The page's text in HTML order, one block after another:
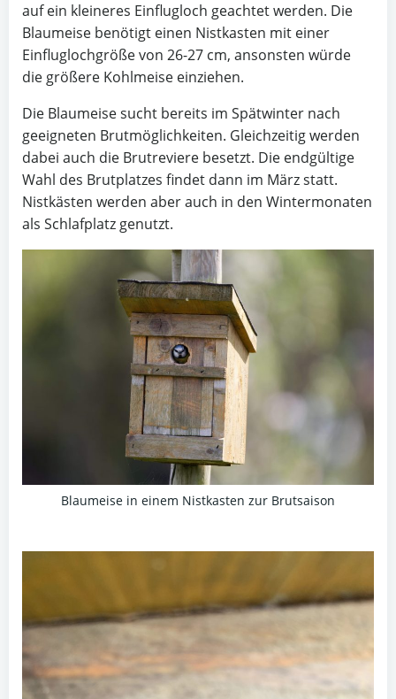
auf ein kleineres Einflugloch geachtet werden. Die
Blaumeise benötigt einen Nistkasten mit einer
Einfluglochgröße von 26-27 cm, ansonsten würde
die größere Kohlmeise einziehen.
Die Blaumeise sucht bereits im Spätwinter nach
geeigneten Brutmöglichkeiten. Gleichzeitig werden
dabei auch die Brutreviere besetzt. Die endgültige
Wahl des Brutplatzes findet dann im März statt.
Nistkästen werden aber auch in den Wintermonaten
als Schlafplatz genutzt.
Blaumeise in einem Nistkasten zur Brutsaison